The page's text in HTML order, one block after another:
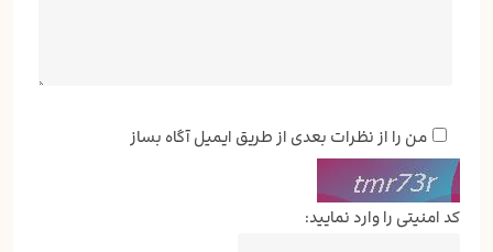
من را از نظرات بعدی از طریق ایمیل آگاه بساز
کد امنیتی را وارد نمایید: